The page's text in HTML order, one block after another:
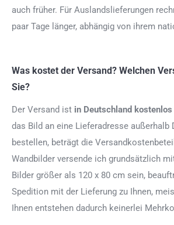
auch früher. Für Auslandslieferungen
paar Tage länger, abhängig von ihrem
Was kostet der Versand? Welchen
Sie?
Der Versand ist in Deutschland kostenlos
das Bild an eine Lieferadresse außerhalb
bestellen, beträgt die
Wandbilder versende ich grundsätzlich
Bilder größer als 120 x 80 cm sein,
Spedition mit der Lieferung zu Ihnen,
Ihnen entstehen dadurch keinerlei